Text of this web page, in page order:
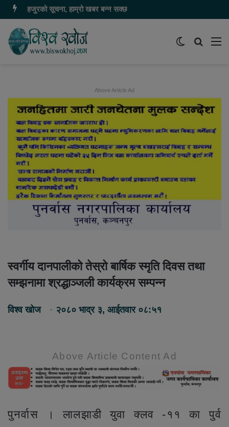
हजुरको सूचना, हाम्रो खबर बन्न सक्छ
समाचार
Switch
Above Article Ad
स्वर्गीय दानपालीको तेस्रो बार्षिक स्मृति दिवस तथा
सम्झनामा श्रद्धाञ्जली कार्यक्रम सम्पन्न
विश्व खोज २०८० भाद्र ३, आईतवार ०८:५१
Above Article Content Ad
पुनर्वास । लालझाडी युवा क्लव -११ का पुर्व